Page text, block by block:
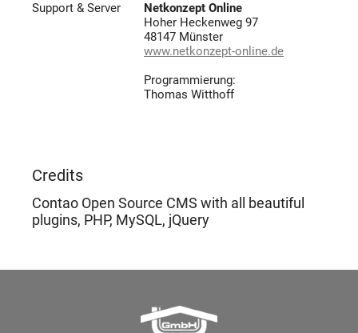
Support & Server
Netkonzept Online
Hoher Heckenweg 97
48147 Münster
www.netkonzept-online.de
Programmierung:
Thomas Witthoff
Credits
Contao Open Source CMS with all beautiful
plugins, PHP, MySQL, jQuery